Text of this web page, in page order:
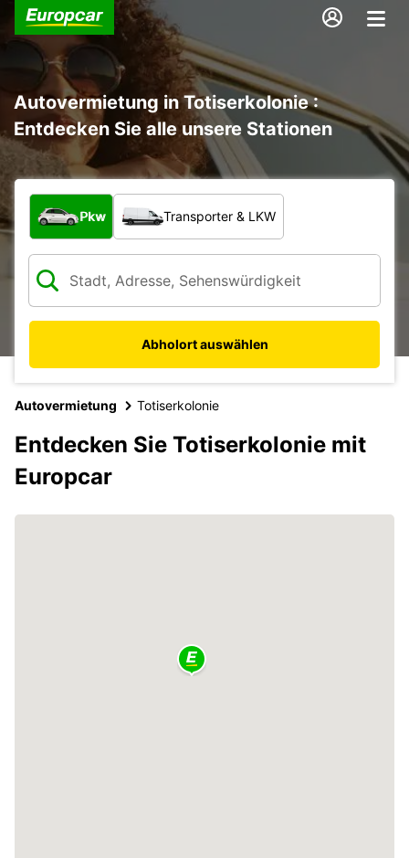
Autovermietung in Totiserkolonie :
Entdecken Sie alle unsere Stationen
Welche Art von Fahrzeug?
Pkw Transporter & LKW
Abholort auswählen
Autovermietung Totiserkolonie
Entdecken Sie Totiserkolonie mit
Europcar